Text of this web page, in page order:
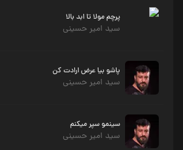
پرچم مولا تا ابد بالا
سید امیر حسینی
پاشو بیا عرض ارادت کن
سید امیر حسینی
سینمو سپر میکنم
سید امیر حسینی